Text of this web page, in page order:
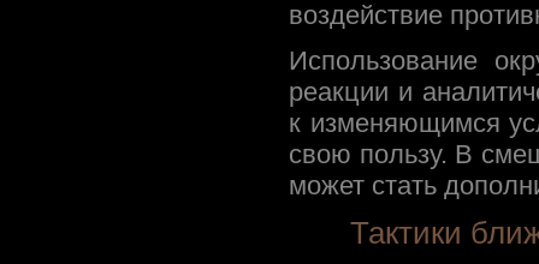
воздействие
Использование
реакции и
к изменяющимся
свою пользу. В
может стать
Тактики